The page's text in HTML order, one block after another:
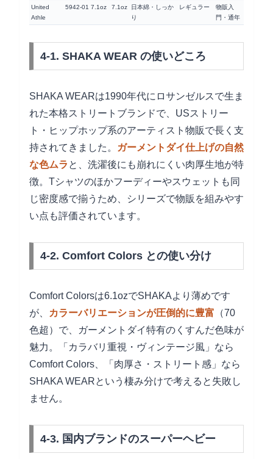
United
Athle
5942-01 7.1oz 7.1oz
日本綿・しっか
り
レギュラー
物販入
門・通年
4-1. SHAKA WEAR の使いどころ
SHAKA WEARは1990年代にロサンゼルスで生ま
れた本格ストリートブランドで、USストリー
ト・ヒップホップ系のアーティスト物販で長く支
持されてきました。
ガーメントダイ仕上げの自然
な色ムラ と、洗濯後にも崩れにくい肉厚生地が特
徴。Tシャツのほかフーディーやスウェットも同
じ密度感で揃うため、シリーズで物販を組みやす
い点も評価されています。
4-2. Comfort Colors との使い分け
Comfort Colorsは6.1ozでSHAKAより薄めです
が、
カラーバリエーションが圧倒的に豊富 （70
色超）で、ガーメントダイ特有のくすんだ色味が
魅力。「カラバリ重視・ヴィンテージ風」なら
Comfort Colors、「肉厚さ・ストリート感」なら
SHAKA WEARという棲み分けで考えると失敗し
ません。
4-3. 国内ブランドのスーパーヘビー